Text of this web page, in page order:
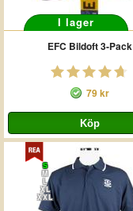
I lager
EFC Bildoft 3-Pack
79 kr
S
M
L
XL
XXL